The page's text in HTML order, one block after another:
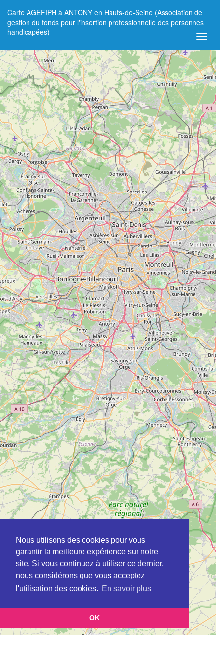
Nous utilisons des cookies pour vous
garantir la meilleure expérience sur notre
site. Si vous continuez à utiliser ce dernier,
nous considérons que vous acceptez
l'utilisation des cookies. En savoir plus
OK
Carte AGEFIPH à ANTONY en Hauts-de-Seine (Association de
gestion du fonds pour l'insertion professionnelle des personnes
handicapées)
+
−